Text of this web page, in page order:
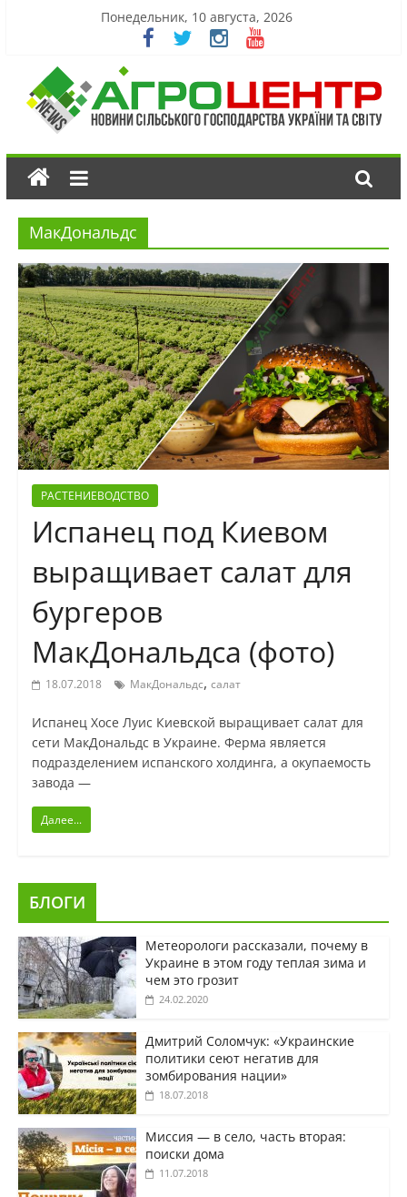
Понедельник, 10 августа, 2026
МакДональдс
РАСТЕНИЕВОДСТВО
Испанец под Киевом
выращивает салат для
бургеров
МакДональдса (фото)
18.07.2018 МакДональдс, салат
Испанец Хосе Луис Киевской выращивает салат для
сети МакДональдс в Украине. Ферма является
подразделением испанского холдинга, а окупаемость
завода —
Далее...
БЛОГИ
Метеорологи рассказали, почему в
Украине в этом году теплая зима и
чем это грозит
24.02.2020
Дмитрий Соломчук: «Украинские
политики сеют негатив для
зомбирования нации»
18.07.2018
Миссия — в село, часть вторая:
поиски дома
11.07.2018